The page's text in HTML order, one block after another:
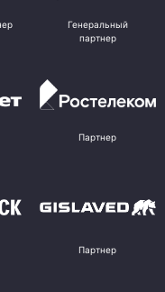
Генеральный
партнер
Партнер
Партнер